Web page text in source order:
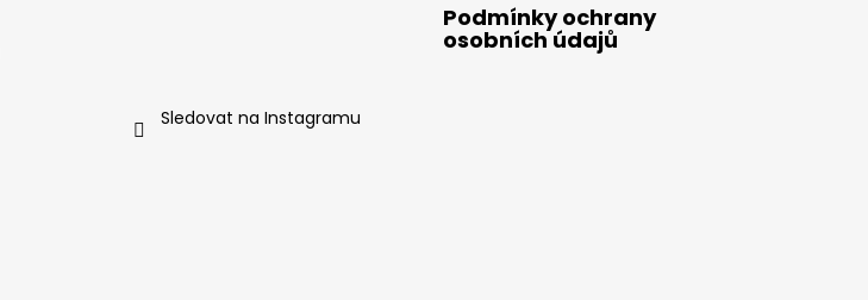
Sledovat na Instagramu
Podmínky ochrany
osobních údajů